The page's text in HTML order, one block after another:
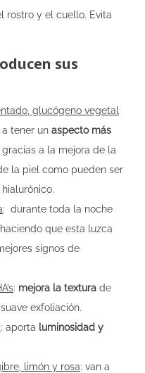
rostro y el cuello. Evita
sus
glucógeno vegetal
tener un aspecto más
gracias a la mejora de la
la piel como pueden ser
: durante toda la noche
que esta luzca
signos de
: mejora la textura de
exfoliación.
: aporta luminosidad y
limón y rosa: van a